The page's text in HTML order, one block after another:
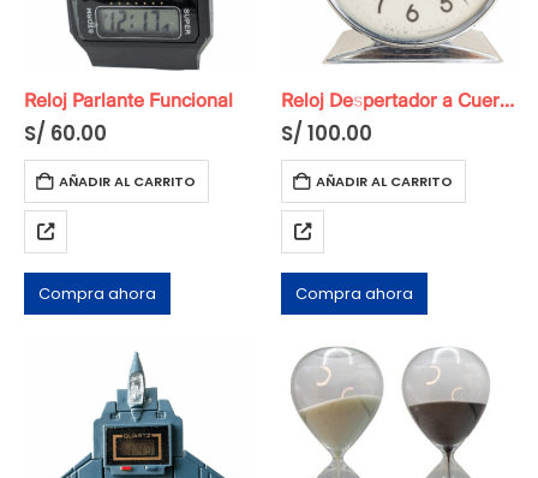
Reloj Parlante Funcional
S/ 60.00
AÑADIR AL CARRITO
Compra ahora
Reloj Despertador a Cuerda Original
S/ 100.00
AÑADIR AL CARRITO
Compra ahora